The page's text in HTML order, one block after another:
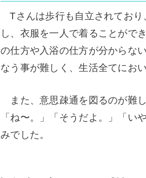
Tさんは歩行も自立されており
し、衣服を一人で着ることがで
の仕方や入浴の仕方が分からな
なう事が難しく、生活全てにお
また、意思疎通を図るのが難
「ね〜。」「そうだよ。」「い
みでした。